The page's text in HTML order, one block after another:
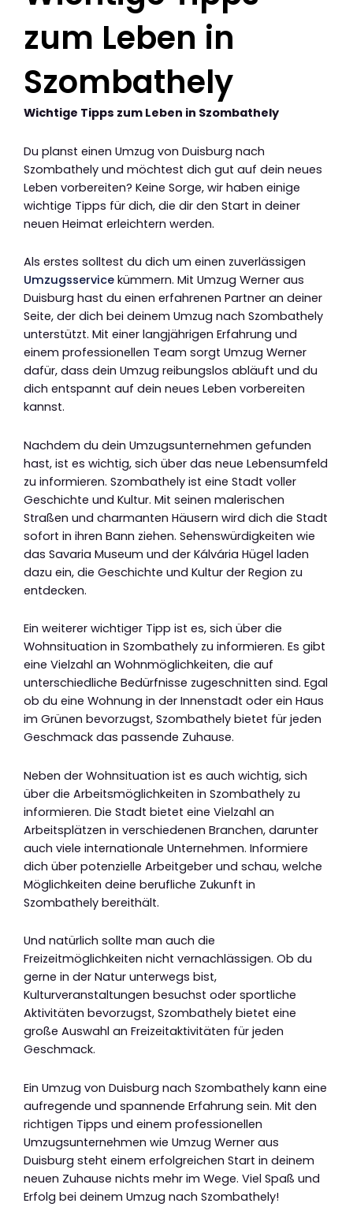
zum Leben in
Szombathely
Wichtige Tipps zum Leben in Szombathely
Du planst einen Umzug von Duisburg nach
Szombathely und möchtest dich gut auf dein neues
Leben vorbereiten? Keine Sorge, wir haben einige
wichtige Tipps für dich, die dir den Start in deiner
neuen Heimat erleichtern werden.
Als erstes solltest du dich um einen zuverlässigen
Umzugsservice kümmern. Mit Umzug Werner aus
Duisburg hast du einen erfahrenen Partner an deiner
Seite, der dich bei deinem Umzug nach Szombathely
unterstützt. Mit einer langjährigen Erfahrung und
einem professionellen Team sorgt Umzug Werner
dafür, dass dein Umzug reibungslos abläuft und du
dich entspannt auf dein neues Leben vorbereiten
kannst.
Nachdem du dein Umzugsunternehmen gefunden
hast, ist es wichtig, sich über das neue Lebensumfeld
zu informieren. Szombathely ist eine Stadt voller
Geschichte und Kultur. Mit seinen malerischen
Straßen und charmanten Häusern wird dich die Stadt
sofort in ihren Bann ziehen. Sehenswürdigkeiten wie
das Savaria Museum und der Kálvária Hügel laden
dazu ein, die Geschichte und Kultur der Region zu
entdecken.
Ein weiterer wichtiger Tipp ist es, sich über die
Wohnsituation in Szombathely zu informieren. Es gibt
eine Vielzahl an Wohnmöglichkeiten, die auf
unterschiedliche Bedürfnisse zugeschnitten sind. Egal
ob du eine Wohnung in der Innenstadt oder ein Haus
im Grünen bevorzugst, Szombathely bietet für jeden
Geschmack das passende Zuhause.
Neben der Wohnsituation ist es auch wichtig, sich
über die Arbeitsmöglichkeiten in Szombathely zu
informieren. Die Stadt bietet eine Vielzahl an
Arbeitsplätzen in verschiedenen Branchen, darunter
auch viele internationale Unternehmen. Informiere
dich über potenzielle Arbeitgeber und schau, welche
Möglichkeiten deine berufliche Zukunft in
Szombathely bereithält.
Und natürlich sollte man auch die
Freizeitmöglichkeiten nicht vernachlässigen. Ob du
gerne in der Natur unterwegs bist,
Kulturveranstaltungen besuchst oder sportliche
Aktivitäten bevorzugst, Szombathely bietet eine
große Auswahl an Freizeitaktivitäten für jeden
Geschmack.
Ein Umzug von Duisburg nach Szombathely kann eine
aufregende und spannende Erfahrung sein. Mit den
richtigen Tipps und einem professionellen
Umzugsunternehmen wie Umzug Werner aus
Duisburg steht einem erfolgreichen Start in deinem
neuen Zuhause nichts mehr im Wege. Viel Spaß und
Erfolg bei deinem Umzug nach Szombathely!